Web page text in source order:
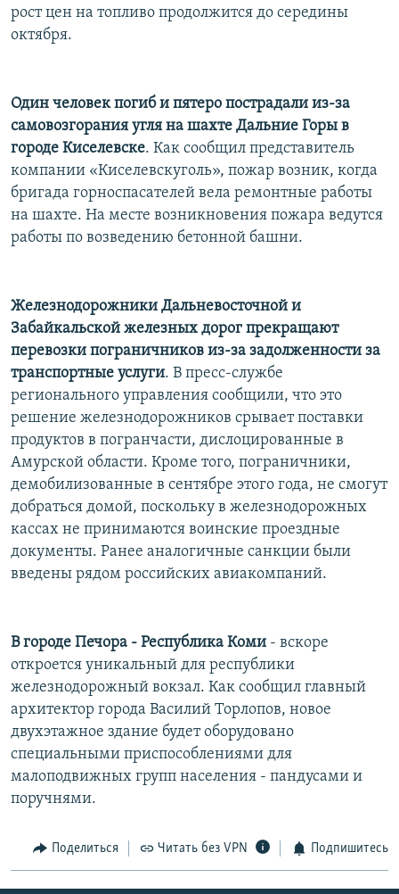
рост цен на топливо продолжится до середины
октября.
Один человек погиб и пятеро пострадали из-за
самовозгорания угля на шахте Дальние Горы в
городе Киселевске. Как сообщил представитель
компании «Киселевскуголь», пожар возник, когда
бригада горноспасателей вела ремонтные работы
на шахте. На месте возникновения пожара ведутся
работы по возведению бетонной башни.
Железнодорожники Дальневосточной и
Забайкальской железных дорог прекращают
перевозки пограничников из-за задолженности за
транспортные услуги. В пресс-службе
регионального управления сообщили, что это
решение железнодорожников срывает поставки
продуктов в погранчасти, дислоцированные в
Амурской области. Кроме того, пограничники,
демобилизованные в сентябре этого года, не смогут
добраться домой, поскольку в железнодорожных
кассах не принимаются воинские проездные
документы. Ранее аналогичные санкции были
введены рядом российских авиакомпаний.
В городе Печора - Республика Коми - вскоре
откроется уникальный для республики
железнодорожный вокзал. Как сообщил главный
архитектор города Василий Торлопов, новое
двухэтажное здание будет оборудовано
специальными приспособлениями для
малоподвижных групп населения - пандусами и
поручнями.
Поделиться Читать без VPN Подпишитесь